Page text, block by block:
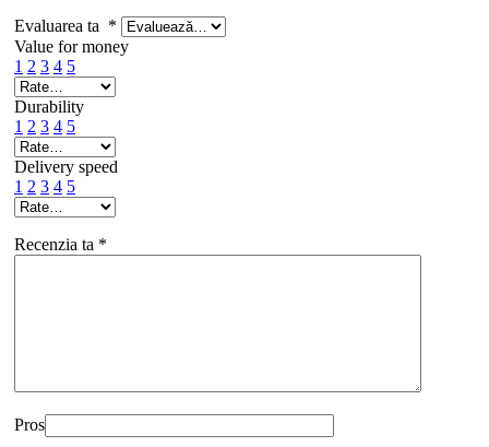
Evaluarea ta *
Value for money
1 2 3 4 5
Durability
1 2 3 4 5
Delivery speed
1 2 3 4 5
Recenzia ta *
Pros